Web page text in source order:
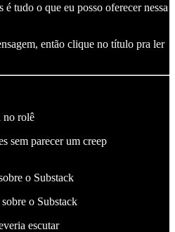
é tudo o que eu posso oferecer nessa
então clique no título pra ler
no rolê
sem parecer um creep
o Substack
o Substack
escutar